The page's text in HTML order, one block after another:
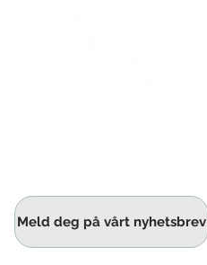
Meld deg på vårt nyhetsbrev